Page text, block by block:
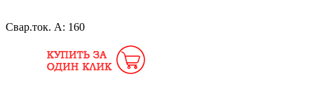
Свар.ток. А: 160